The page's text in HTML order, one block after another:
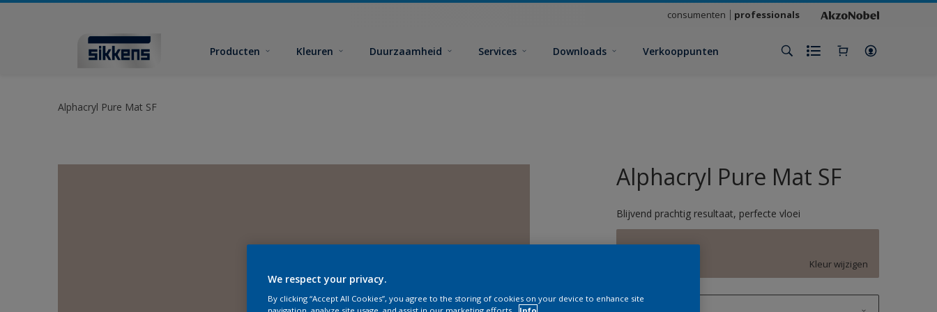
consumenten professionals
Producten Kleuren Duurzaamheid Services Downloads Verkooppunten
Alphacryl Pure Mat SF
Alphacryl Pure Mat SF
Blijvend prachtig resultaat, perfecte vloei
D5.06.68
Kleur wijzigen
We respect your privacy.
By clicking “Accept All Cookies”, you agree to the storing of cookies on your device to enhance site